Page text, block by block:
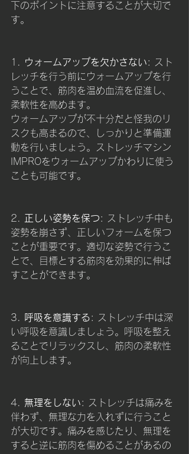
下のポイントに注意することが大切で
す。
1. ウォームアップを欠かさない: スト
レッチを行う前にウォームアップを行
うことで、筋肉を温め血流を促進し、
柔軟性を高めます。
ウォームアップが不十分だと怪我のリ
スクも高まるので、しっかりと準備運
動を行いましょう。ストレッチマシン
IMPROをウォームアップかわりに使う
ことも可能です。
2. 正しい姿勢を保つ: ストレッチ中も
姿勢を崩さず、正しいフォームを保つ
ことが重要です。適切な姿勢で行うこ
とで、目標とする筋肉を効果的に伸ば
すことができます。
3. 呼吸を意識する: ストレッチ中は深
い呼吸を意識しましょう。呼吸を整え
ることでリラックスし、筋肉の柔軟性
が向上します。
4. 無理をしない: ストレッチは痛みを
伴わず、無理な力を入れずに行うこと
が大切です。痛みを感じたり、無理を
すると逆に筋肉を傷めることがあるの